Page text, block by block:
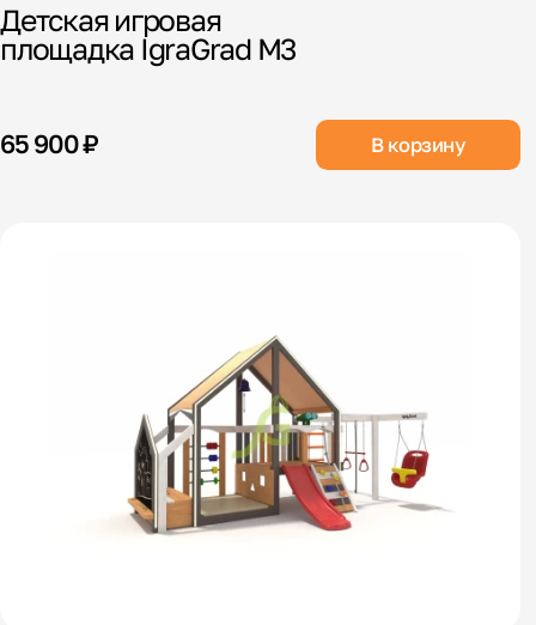
Детская игровая
площадка IgraGrad М3
65 900 ₽ В корзину